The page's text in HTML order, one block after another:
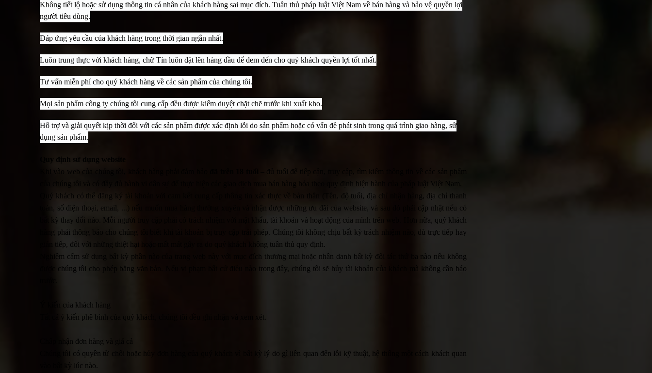
Không tiết lộ hoặc sử dụng thông tin cá nhân của khách hàng sai mục đích. Tuân thủ pháp luật Việt Nam về bán hàng và bảo vệ quyền lợi
người tiêu dùng.
Đáp ứng yêu cầu của khách hàng trong thời gian ngắn nhất.
Luôn trung thực với khách hàng, chữ Tín luôn đặt lên hàng đầu để đem đến cho quý khách quyền lợi tốt nhất.
Tư vấn miễn phí cho quý khách hàng về các sản phẩm của chúng tôi.
Mọi sản phẩm công ty chúng tôi cung cấp đều được kiểm duyệt chặt chẽ trước khi xuất kho.
Hỗ trợ và giải quyết kịp thời đối với các sản phẩm được xác định lỗi do sản phẩm hoặc có vấn đề phát sinh trong quá trình giao hàng, sử
dụng sản phẩm.
Quy định sử dụng website
Khi vào web của chúng tôi, khách hàng phải đảm bảo
– đủ tuổi để tiếp cận, truy cập, tìm kiếm thông tin về các sản phẩm
của chúng tôi và có đầy đủ hành vi dân sự để thực hiện các giao dịch mua bán hàng hóa theo quy định hiện hành của pháp luật Việt Nam.
Quý khách có thể đăng ký tài khoản với cam kết cung cấp thông tin xác thực về bản thân (Tên, độ tuổi, địa chỉ nhận hàng, địa chỉ thanh
toán, số điện thoại, email, ...) nếu muốn mua hàng thường xuyên và nhận được những ưu đãi của website, và sau đó phải cập nhật nếu có
bất kỳ thay đổi nào. Mỗi người truy cập phải có trách nhiệm với mật khẩu, tài khoản và hoạt động của mình trên web. Hơn nữa, quý khách
hàng phải thông báo cho chúng tôi biết khi tài khoản bị truy cập trái phép. Chúng tôi không chịu bất kỳ trách nhiệm nào, dù trực tiếp hay
gián tiếp, đối với những thiệt hại hoặc mất mát gây ra do quý khách không tuân thủ quy định.
Nghiêm cấm sử dụng bất kỳ phần nào của trang web này với mục đích thương mại hoặc nhân danh bất kỳ đối tác thứ ba nào nếu không
được chúng tôi cho phép bằng văn bản. Nếu vi phạm bất cứ điều nào trong đây, chúng tôi sẽ hủy tài khoản của khách mà không cần báo
Ý kiến của khách hàng
Tất cả ý kiến phê bình của quý khách, chúng tôi đều ghi nhận và xem xét.
Chấp nhận đơn hàng và giá cả
Chúng tôi có quyền từ chối hoặc hủy đơn hàng của quý khách vì bất kỳ lý do gì liên quan đến lỗi kỹ thuật, hệ thống một cách khách quan
vào bất kỳ lúc nào.